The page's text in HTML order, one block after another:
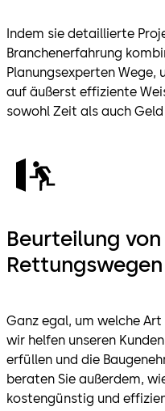
Indem sie detaillierte
Branchenerfahrung
Planungsexperten Wege,
auf äußerst effiziente
sowohl Zeit als auch
Beurteilung
Rettungswegen
Ganz egal, um welche
wir helfen unseren
erfüllen und die
beraten Sie außerdem,
kostengünstig und